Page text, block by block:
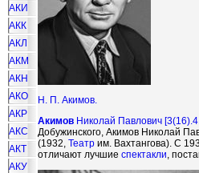
АКИ
АКК
АКЛ
АКМ
АКН
АКО
АКР
АКС
АКТ
АКУ
Н. П. Акимов.
Акимов Николай Павлович
Добужинского, Акимов Николай
(1932, Театр им. Вахтангова). С
отличают лучшие спектакли,